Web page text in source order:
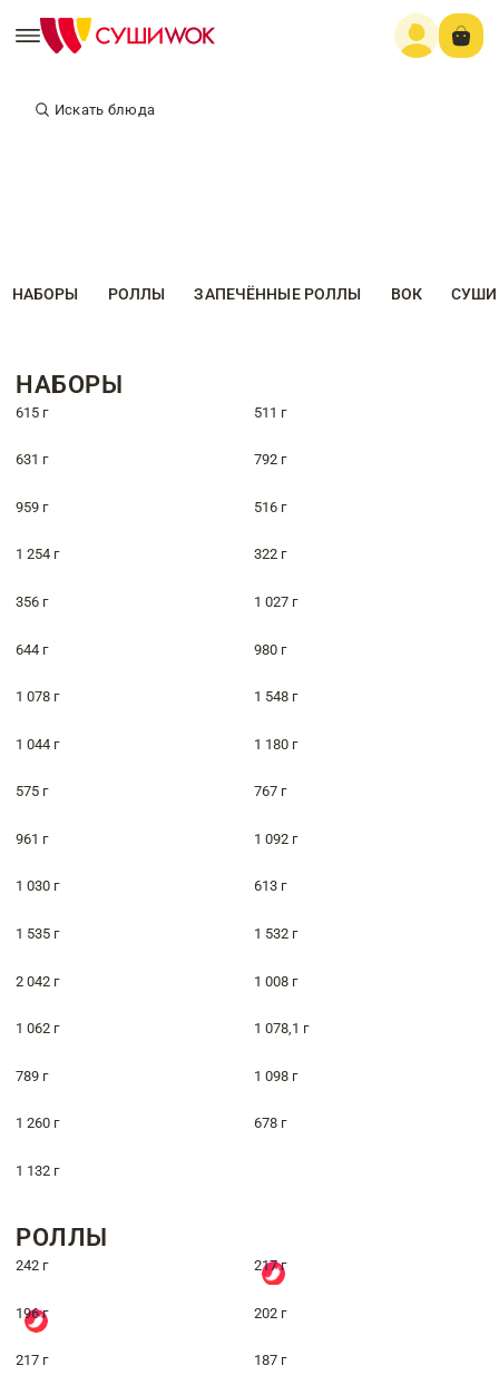
Искать блюда
НАБОРЫ РОЛЛЫ ЗАПЕЧЁННЫЕ РОЛЛЫ ВОК СУШИ
НАБОРЫ
615 г 511 г
631 г 792 г
959 г 516 г
1 254 г 322 г
356 г 1 027 г
644 г 980 г
1 078 г 1 548 г
1 044 г 1 180 г
575 г 767 г
961 г 1 092 г
1 030 г 613 г
1 535 г 1 532 г
2 042 г 1 008 г
1 062 г 1 078,1 г
789 г 1 098 г
1 260 г 678 г
1 132 г
РОЛЛЫ
242 г 217 г
196 г 202 г
217 г 187 г